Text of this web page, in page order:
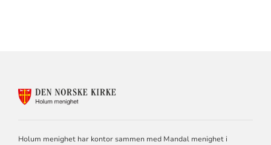
Holum menighet har kontor sammen med Mandal menighet i